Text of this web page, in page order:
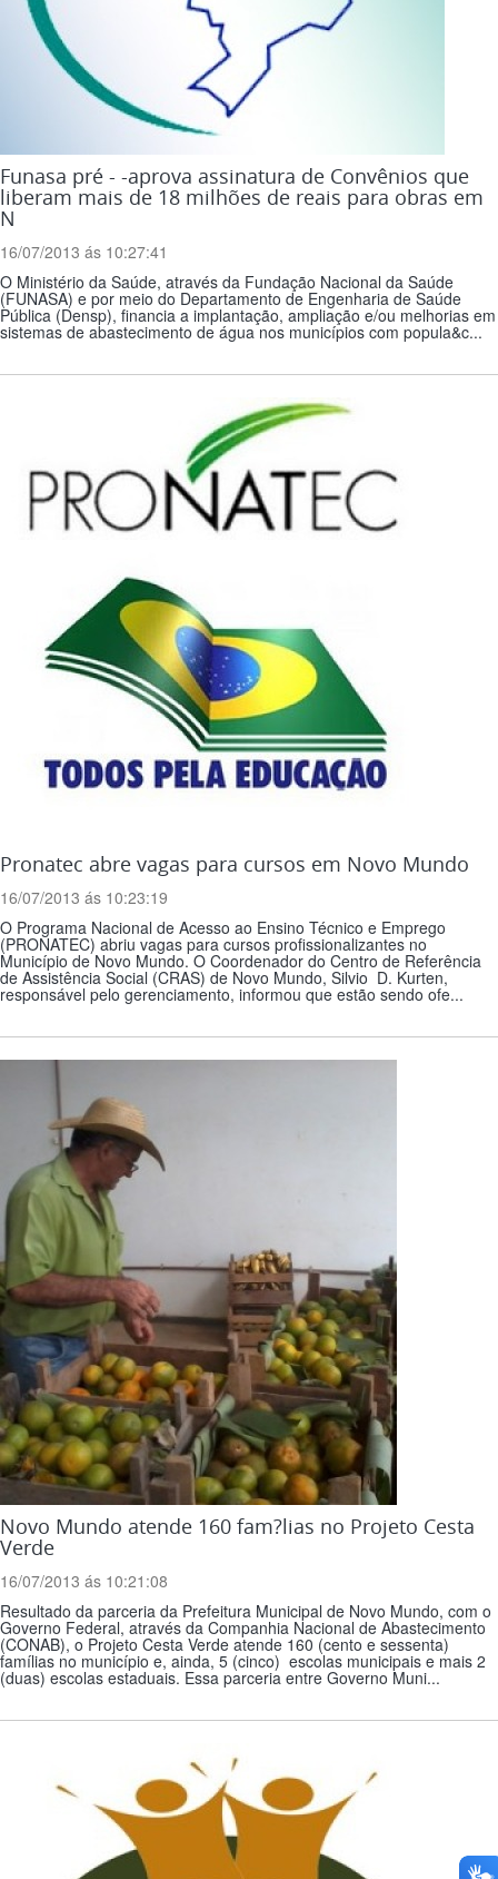
Funasa pré - -aprova assinatura de Convênios que
liberam mais de 18 milhões de reais para obras em
N
16/07/2013 ás 10:27:41
O Ministério da Saúde, através da Fundação Nacional da Saúde
(FUNASA) e por meio do Departamento de Engenharia de Saúde
Pública (Densp), financia a implantação, ampliação e/ou melhorias em
sistemas de abastecimento de água nos municípios com popula&c...
Pronatec abre vagas para cursos em Novo Mundo
16/07/2013 ás 10:23:19
O Programa Nacional de Acesso ao Ensino Técnico e Emprego
(PRONATEC) abriu vagas para cursos profissionalizantes no
Município de Novo Mundo. O Coordenador do Centro de Referência
de Assistência Social (CRAS) de Novo Mundo, Silvio D. Kurten,
responsável pelo gerenciamento, informou que estão sendo ofe...
Novo Mundo atende 160 fam?­lias no Projeto Cesta
Verde
16/07/2013 ás 10:21:08
Resultado da parceria da Prefeitura Municipal de Novo Mundo, com o
Governo Federal, através da Companhia Nacional de Abastecimento
(CONAB), o Projeto Cesta Verde atende 160 (cento e sessenta)
famílias no município e, ainda, 5 (cinco) escolas municipais e mais 2
(duas) escolas estaduais. Essa parceria entre Governo Muni...